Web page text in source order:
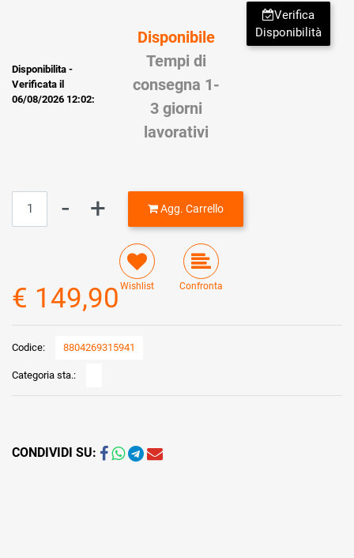
Disponibilita -
Verificata il
06/08/2026 12:02:
Verifica
Disponibilità
Disponibile
Tempi di
consegna 1-
3 giorni
lavorativi
Quantità Agg. Carrello
Wishlist Confronta
€ 149,90
Codice: 8804269315941
Categoria sta.:
CONDIVIDI SU: